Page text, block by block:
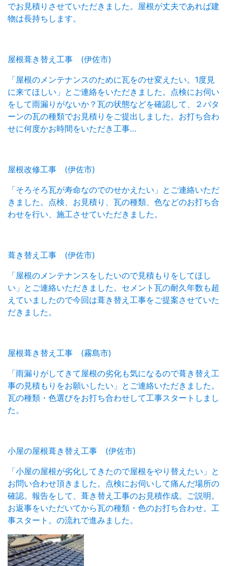
でお見積りさせていただきました。屋根が丈夫であれば建
物は長持ちします。
屋根葺き替え工事 (伊佐市)
「屋根のメンテナンスのために瓦をのせ変えたい。1度見
に来てほしい」とご連絡をいただきました。点検にお伺い
をして雨漏りがないか？瓦の状態などを確認して、２パタ
ーンの瓦の種類でお見積りをご提出しました。お打ち合わ
せに何度かお時間をいただき工事…
屋根改修工事 (伊佐市)
「そろそろ瓦が寿命なのでのせかえたい」とご連絡いただ
きました。点検、お見積り、瓦の種類、色などのお打ち合
わせを行い、施工させていただきました。
葺き替え工事 (伊佐市)
「屋根のメンテナンスをしたいので見積もりをしてほし
い」とご連絡いただきました。セメント瓦の耐久年数も超
えていましたので今回は葺き替え工事をご提案させていた
だきました。
屋根葺き替え工事 (霧島市)
「雨漏りがしてきて屋根の劣化も気になるので葺き替え工
事の見積もりをお願いしたい」とご連絡いただきました。
瓦の種類・色選びをお打ち合わせして工事スタートしまし
た。
小屋の屋根葺き替え工事 (伊佐市)
「小屋の屋根が劣化してきたので屋根をやり替えたい」と
お問い合わせ頂きました。点検にお伺いして痛んだ場所の
確認。報告をして、葺き替え工事のお見積作成。ご説明。
お返事をいただいてから瓦の種類・色のお打ち合わせ。工
事スタート。の流れで進みました。